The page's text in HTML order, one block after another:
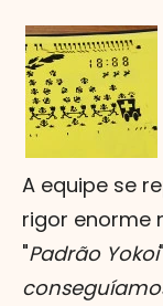
A equipe se
rigor enorme
"Padrão Yokoi